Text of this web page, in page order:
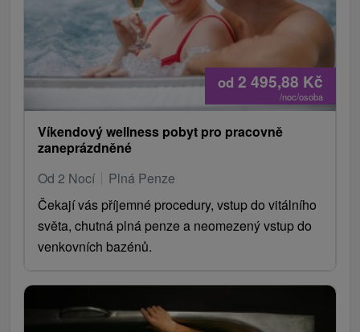
od 2 495,88 Kč
/noc/osoba
Víkendový wellness pobyt pro pracovně
zaneprázdněné
Od 2 Nocí
Plná Penze
Čekají vás příjemné procedury, vstup do vitálního
světa, chutná plná penze a neomezený vstup do
venkovních bazénů.